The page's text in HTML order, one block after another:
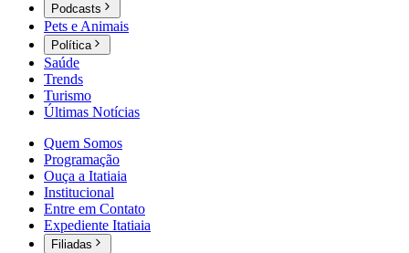
Podcasts
Pets e Animais
Política
Saúde
Trends
Turismo
Últimas Notícias
Quem Somos
Programação
Ouça a Itatiaia
Institucional
Entre em Contato
Expediente Itatiaia
Filiadas